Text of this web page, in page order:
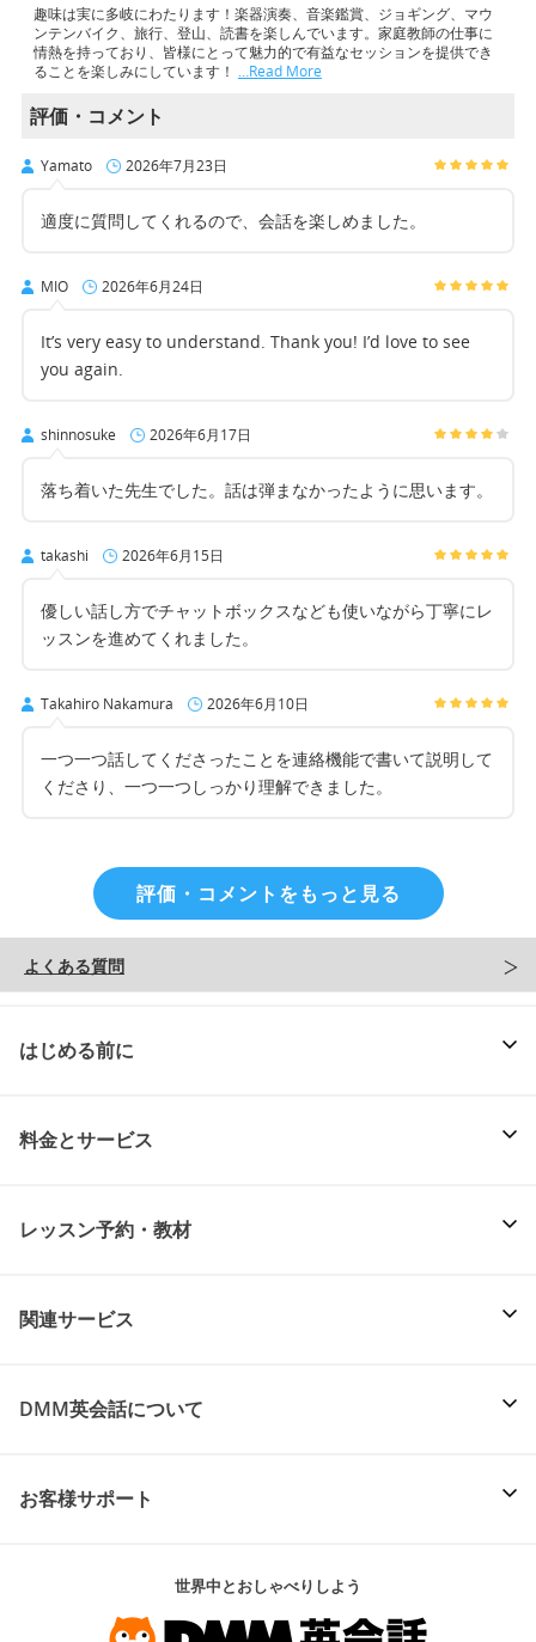
趣味は実に多岐にわたります！楽器演奏、音楽鑑賞、ジョギング、マウ
ンテンバイク、旅行、登山、読書を楽しんでいます。家庭教師の仕事に
情熱を持っており、皆様にとって魅力的で有益なセッションを提供でき
ることを楽しみにしています！ …Read More
評価・コメント
Yamato 2026年7月23日
適度に質問してくれるので、会話を楽しめました。
MIO 2026年6月24日
It’s very easy to understand. Thank you! I’d love to see
you again.
shinnosuke 2026年6月17日
落ち着いた先生でした。話は弾まなかったように思います。
takashi 2026年6月15日
優しい話し方でチャットボックスなども使いながら丁寧にレ
ッスンを進めてくれました。
Takahiro Nakamura 2026年6月10日
一つ一つ話してくださったことを連絡機能で書いて説明して
くださり、一つ一つしっかり理解できました。
評価・コメントをもっと見る
よくある質問
はじめる前に
料金とサービス
レッスン予約・教材
関連サービス
DMM英会話について
お客様サポート
世界中とおしゃべりしよう